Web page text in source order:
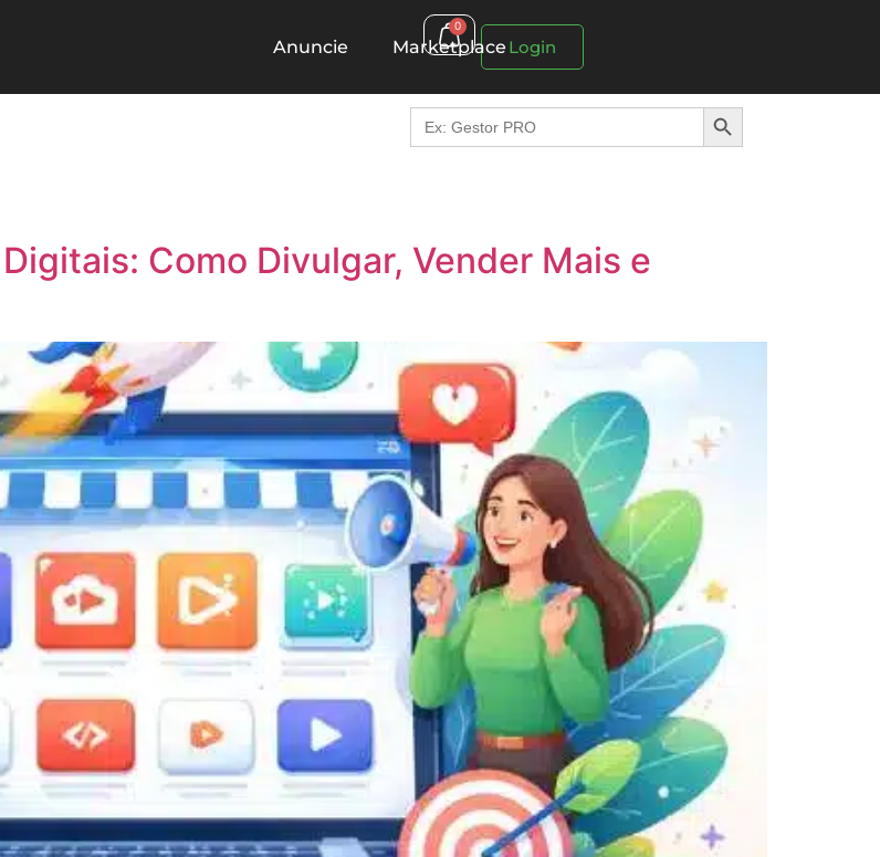
Anuncie Marketplace
0
Login
Search
for:
Search Button
Como Divulgar, Vender Mais e